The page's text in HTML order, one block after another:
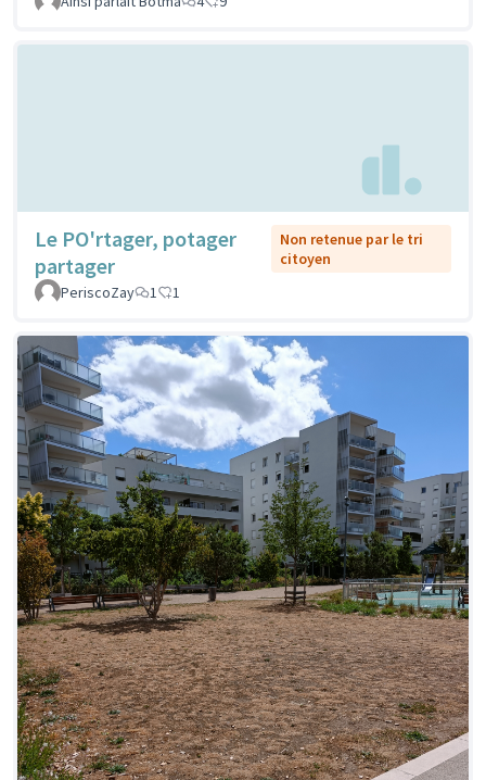
Le PO'rtager, potager
partager
Non retenue par le tri
citoyen
PeriscoZay
1 1